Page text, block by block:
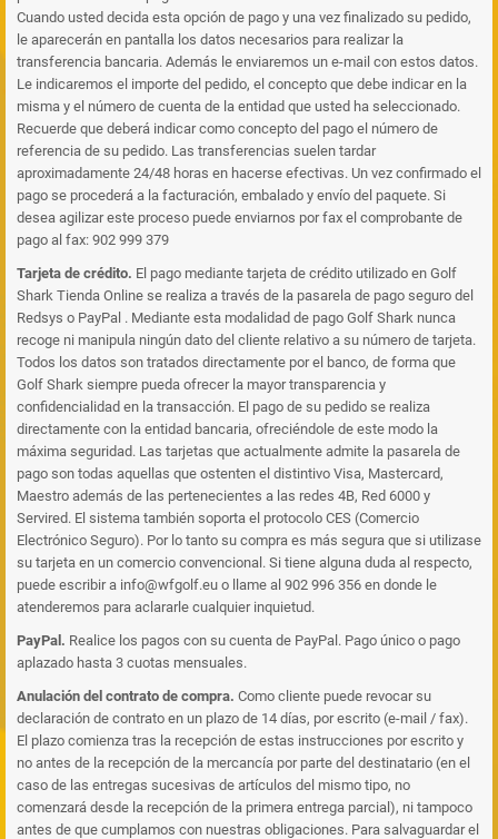
Cuando usted decida esta opción de pago y una vez finalizado su pedido,
le aparecerán en pantalla los datos necesarios para realizar la
transferencia bancaria. Además le enviaremos un e-mail con estos datos.
Le indicaremos el importe del pedido, el concepto que debe indicar en la
misma y el número de cuenta de la entidad que usted ha seleccionado.
Recuerde que deberá indicar como concepto del pago el número de
referencia de su pedido. Las transferencias suelen tardar
aproximadamente 24/48 horas en hacerse efectivas. Un vez confirmado el
pago se procederá a la facturación, embalado y envío del paquete. Si
desea agilizar este proceso puede enviarnos por fax el comprobante de
pago al fax: 902 999 379
Tarjeta de crédito. El pago mediante tarjeta de crédito utilizado en Golf
Shark Tienda Online se realiza a través de la pasarela de pago seguro del
Redsys o PayPal . Mediante esta modalidad de pago Golf Shark nunca
recoge ni manipula ningún dato del cliente relativo a su número de tarjeta.
Todos los datos son tratados directamente por el banco, de forma que
Golf Shark siempre pueda ofrecer la mayor transparencia y
confidencialidad en la transacción. El pago de su pedido se realiza
directamente con la entidad bancaria, ofreciéndole de este modo la
máxima seguridad. Las tarjetas que actualmente admite la pasarela de
pago son todas aquellas que ostenten el distintivo Visa, Mastercard,
Maestro además de las pertenecientes a las redes 4B, Red 6000 y
Servired. El sistema también soporta el protocolo CES (Comercio
Electrónico Seguro). Por lo tanto su compra es más segura que si utilizase
su tarjeta en un comercio convencional. Si tiene alguna duda al respecto,
puede escribir a info@wfgolf.eu o llame al 902 996 356 en donde le
atenderemos para aclararle cualquier inquietud.
PayPal. Realice los pagos con su cuenta de PayPal. Pago único o pago
aplazado hasta 3 cuotas mensuales.
Anulación del contrato de compra. Como cliente puede revocar su
declaración de contrato en un plazo de 14 días, por escrito (e-mail / fax).
El plazo comienza tras la recepción de estas instrucciones por escrito y
no antes de la recepción de la mercancía por parte del destinatario (en el
caso de las entregas sucesivas de artículos del mismo tipo, no
comenzará desde la recepción de la primera entrega parcial), ni tampoco
antes de que cumplamos con nuestras obligaciones. Para salvaguardar el